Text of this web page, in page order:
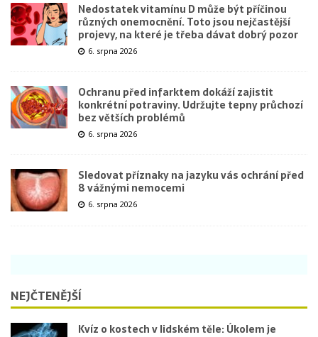
Nedostatek vitamínu D může být příčinou
různých onemocnění. Toto jsou nejčastější
projevy, na které je třeba dávat dobrý pozor
6. srpna 2026
Ochranu před infarktem dokáží zajistit
konkrétní potraviny. Udržujte tepny průchozí
bez větších problémů
6. srpna 2026
Sledovat příznaky na jazyku vás ochrání před
8 vážnými nemocemi
6. srpna 2026
NEJČTENĚJŠÍ
Kvíz o kostech v lidském těle: Úkolem je